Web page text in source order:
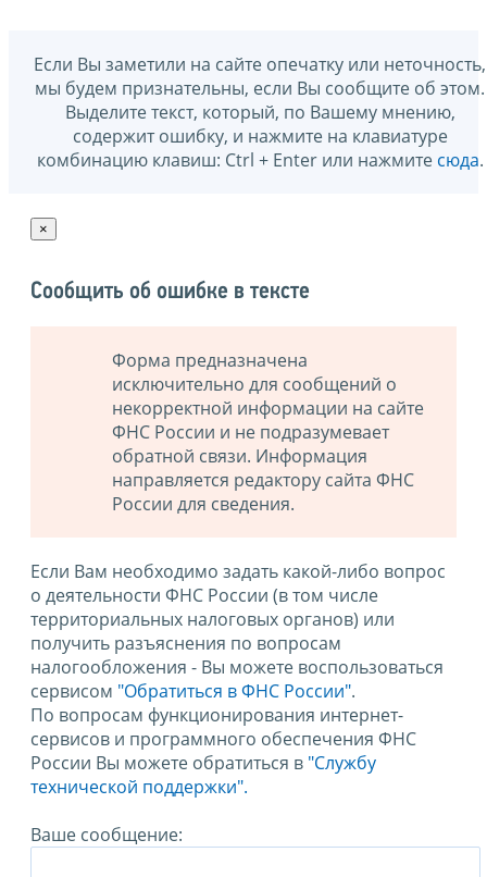
Если Вы заметили на сайте опечатку или неточность,
мы будем признательны, если Вы сообщите об этом.
Выделите текст, который, по Вашему мнению,
содержит ошибку, и нажмите на клавиатуре
комбинацию клавиш: Ctrl + Enter или нажмите сюда.
×
Сообщить об ошибке в тексте
Форма предназначена
исключительно для сообщений о
некорректной информации на сайте
ФНС России и не подразумевает
обратной связи. Информация
направляется редактору сайта ФНС
России для сведения.
Если Вам необходимо задать какой-либо вопрос
о деятельности ФНС России (в том числе
территориальных налоговых органов) или
получить разъяснения по вопросам
налогообложения - Вы можете воспользоваться
сервисом "Обратиться в ФНС России".
По вопросам функционирования интернет-
сервисов и программного обеспечения ФНС
России Вы можете обратиться в "Службу
технической поддержки".
Ваше сообщение: